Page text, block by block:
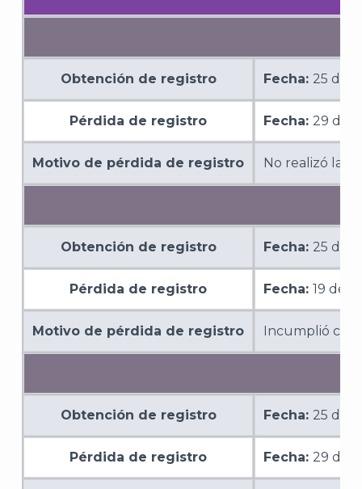
Obtención de registro Fecha: 25 de
Pérdida de registro Fecha: 29 de
Motivo de pérdida de registro No realizó la
Obtención de registro Fecha: 25 de
Pérdida de registro Fecha: 19 de
Motivo de pérdida de registro Incumplió con
Obtención de registro Fecha: 25 de
Pérdida de registro Fecha: 29 de